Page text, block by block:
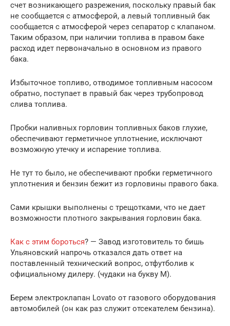
счет возникающего разрежения, поскольку правый бак
не сообщается с атмосферой, а левый топливный бак
сообщается с атмосферой через сепаратор с клапаном.
Таким образом, при наличии топлива в правом баке
расход идет первоначально в основном из правого
бака.
Избыточное топливо, отводимое топливным насосом
обратно, поступает в правый бак через трубопровод
слива топлива.
Пробки наливных горловин топливных баков глухие,
обеспечивают герметичное уплотнение, исключают
возможную утечку и испарение топлива.
Не тут то было, не обеспечивают пробки герметичного
уплотнения и бензин бежит из горловины правого бака.
Сами крышки выполнены с трещотками, что не дает
возможности плотного закрывания горловин бака.
Как с этим бороться? — Завод изготовитель то бишь
Ульяновский напрочь отказался дать ответ на
поставленный технический вопрос, отфутболив к
официальному дилеру. (чудаки на букву М).
Берем электроклапан Lovato от газового оборудования
автомобилей (он как раз служит отсекателем бензина).